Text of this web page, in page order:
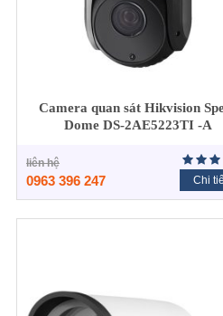
Camera quan sát Hikvision
Dome DS-2AE5223TI -A
liên hệ
0963 396 247 Chi